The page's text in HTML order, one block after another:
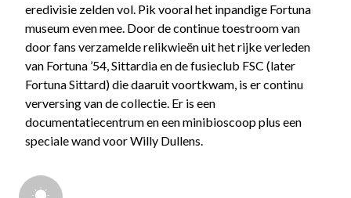
eredivisie zelden vol. Pik vooral het inpandige Fortuna
museum even mee. Door de continue toestroom van
door fans verzamelde relikwieën uit het rijke verleden
van Fortuna ’54, Sittardia en de fusieclub FSC (later
Fortuna Sittard) die daaruit voortkwam, is er continu
verversing van de collectie. Er is een
documentatiecentrum en een minibioscoop plus een
speciale wand voor Willy Dullens.